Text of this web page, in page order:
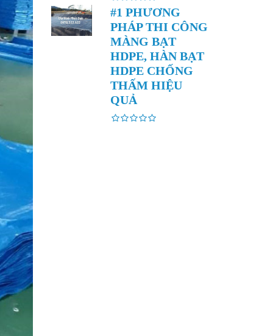
#1 PHƯƠNG
PHÁP THI CÔNG
MÀNG BẠT
HDPE, HÀN BẠT
HDPE CHỐNG
THẤM HIỆU
QUẢ